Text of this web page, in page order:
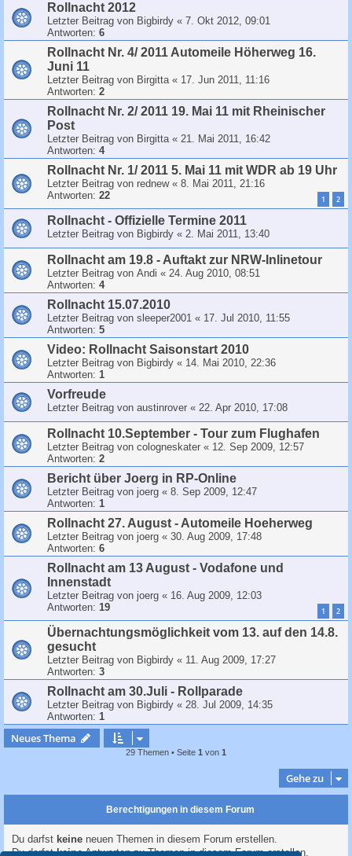
Rollnacht 2012
Letzter Beitrag von Bigbirdy « 7. Okt 2012, 09:01
Antworten: 6
Rollnacht Nr. 4/ 2011 Automeile Höherweg 16.
Juni 11
Letzter Beitrag von Birgitta« 17. Jun 2011, 11:16
Antworten: 2
Rollnacht Nr. 2/ 2011 19. Mai 11 mit Rheinischer
Post
Letzter Beitrag von Birgitta« 21. Mai 2011, 16:42
Antworten: 4
Rollnacht Nr. 1/ 2011 5. Mai 11 mit WDR ab 19 Uhr
Letzter Beitrag von rednew« 8. Mai 2011, 21:16
Antworten: 22 1 2
Rollnacht - Offizielle Termine 2011
Letzter Beitrag von Bigbirdy « 2. Mai 2011, 13:40
Rollnacht am 19.8 - Auftakt zur NRW-Inlinetour
Letzter Beitrag von Andi « 24. Aug 2010, 08:51
Antworten: 4
Rollnacht 15.07.2010
Letzter Beitrag von sleeper2001 « 17. Jul 2010, 11:55
Antworten: 5
Video: Rollnacht Saisonstart 2010
Letzter Beitrag von Bigbirdy « 14. Mai 2010, 22:36
Antworten: 1
Vorfreude
Letzter Beitrag von austinrover « 22. Apr 2010, 17:08
Rollnacht 10.September - Tour zum Flughafen
Letzter Beitrag von cologneskater « 12. Sep 2009, 12:57
Antworten: 2
Bericht über Joerg in RP-Online
Letzter Beitrag von joerg « 8. Sep 2009, 12:47
Antworten: 1
Rollnacht 27. August - Automeile Hoeherweg
Letzter Beitrag von joerg « 30. Aug 2009, 17:48
Antworten: 6
Rollnacht am 13 August - Vodafone und
Innenstadt
Letzter Beitrag von joerg « 16. Aug 2009, 12:03
Antworten: 19 1 2
Übernachtungsmöglichkeit vom 13. auf den 14.8.
gesucht
Letzter Beitrag von Bigbirdy « 11. Aug 2009, 17:27
Antworten: 3
Rollnacht am 30.Juli - Rollparade
Letzter Beitrag von Bigbirdy « 28. Jul 2009, 14:35
Antworten: 1
Neues Thema
29 Themen • Seite 1 von 1
Gehe zu
Berechtigungen in diesem Forum
Du darfst keine neuen Themen in diesem Forum erstellen.
Du darfstkeineAntworten zu Themen in diesem Forum erstellen.